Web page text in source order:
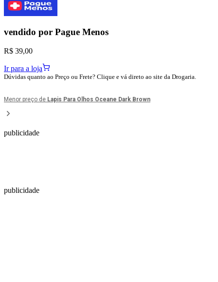
vendido por Pague Menos
R$ 39,00
Ir para a loja
Dúvidas quanto ao Preço ou Frete? Clique e vá direto ao site da Drogaria.
Menor preço de Lapis Para Olhos Oceane Dark Brown
publicidade
publicidade